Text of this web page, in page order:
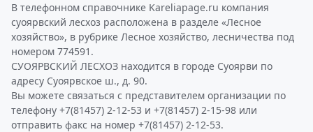
В телефонном справочнике Kareliapage.ru компания
суоярвский лесхоз расположена в разделе «Лесное
хозяйство», в рубрике Лесное хозяйство, лесничества под
номером 774591.
СУОЯРВСКИЙ ЛЕСХОЗ находится в городе Суоярви по
адресу Суоярвское ш., д. 90.
Вы можете связаться с представителем организации по
телефону +7(81457) 2-12-53 и +7(81457) 2-15-98 или
отправить факс на номер +7(81457) 2-12-53.